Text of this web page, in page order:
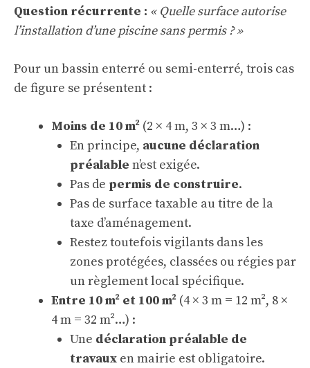
Question récurrente : « Quelle surface autorise
l’installation d’une piscine sans permis ? »
Pour un bassin enterré ou semi-enterré, trois cas
de figure se présentent :
Moins de 10 m² (2 × 4 m, 3 × 3 m…) :
En principe, aucune déclaration
préalable n’est exigée.
Pas de permis de construire.
Pas de surface taxable au titre de la
taxe d’aménagement.
Restez toutefois vigilants dans les
zones protégées, classées ou régies par
un règlement local spécifique.
Entre 10 m² et 100 m² (4 × 3 m = 12 m², 8 ×
4 m = 32 m²…) :
Une déclaration préalable de
travaux en mairie est obligatoire.